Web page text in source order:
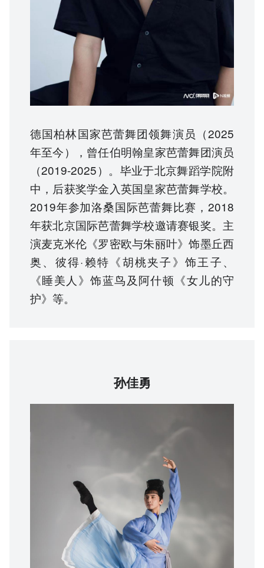
德国柏林国家芭蕾舞团领舞演员（2025
年至今），曾任伯明翰皇家芭蕾舞团演员
（2019-2025）。毕业于北京舞蹈学院附
中，后获奖学金入英国皇家芭蕾舞学校。
2019年参加洛桑国际芭蕾舞比赛，2018
年获北京国际芭蕾舞学校邀请赛银奖。主
演麦克米伦《罗密欧与朱丽叶》饰墨丘西
奥、彼得·赖特《胡桃夹子》饰王子、
《睡美人》饰蓝鸟及阿什顿《女儿的守
护》等。
孙佳勇